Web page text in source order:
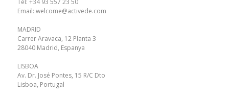
Tel: +34 93 557 23 50
Email: welcome@activede.com
MADRID
Carrer Aravaca, 12 Planta 3
28040 Madrid, Espanya
LISBOA
Av. Dr. José Pontes, 15 R/C Dto
Lisboa, Portugal